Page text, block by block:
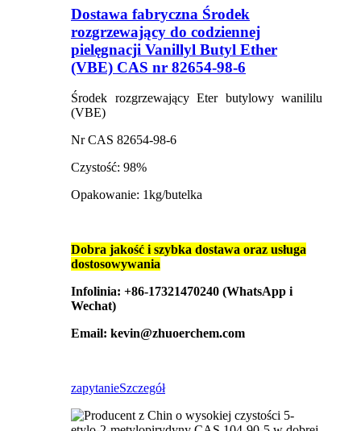
Dostawa fabryczna Środek
rozgrzewający do codziennej
pielęgnacji Vanillyl Butyl Ether
(VBE) CAS nr 82654-98-6
Środek rozgrzewający Eter butylowy wanililu
(VBE)
Nr CAS 82654-98-6
Czystość: 98%
Opakowanie: 1kg/butelka
Dobra jakość i szybka dostawa oraz usługa
dostosowywania
Infolinia: +86-17321470240 (WhatsApp i
Wechat)
Email: kevin@zhuoerchem.com
zapytanieSzczegół